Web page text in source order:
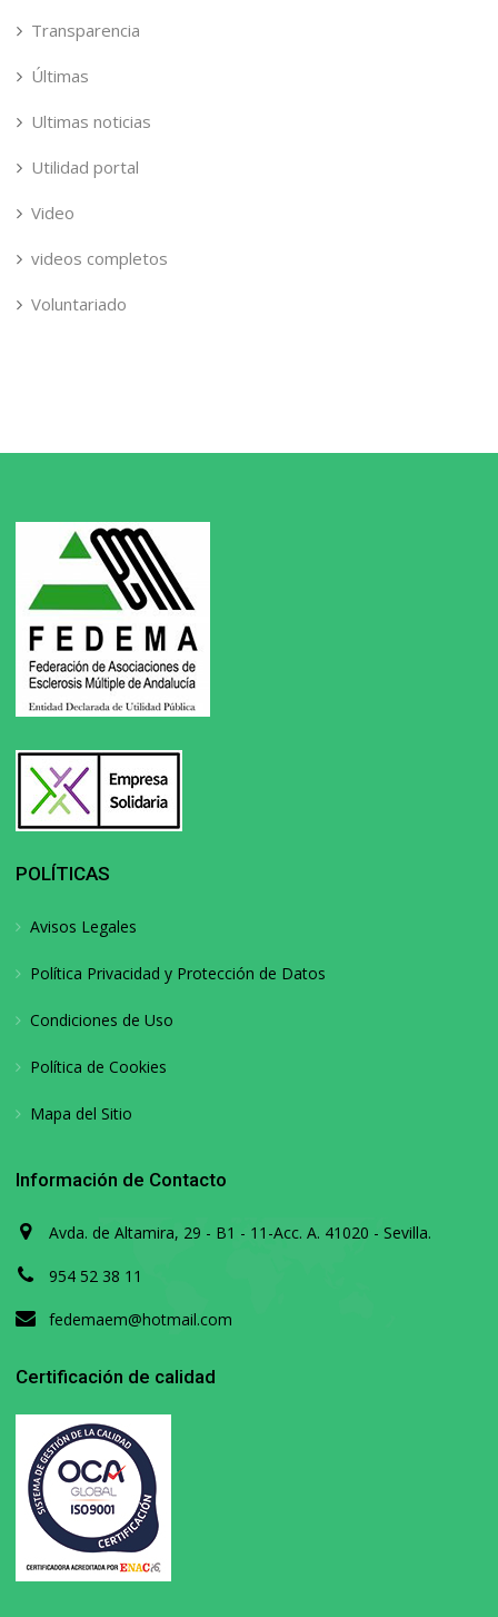
Transparencia
Últimas
Ultimas noticias
Utilidad portal
Video
videos completos
Voluntariado
POLÍTICAS
Avisos Legales
Política Privacidad y Protección de Datos
Condiciones de Uso
Política de Cookies
Mapa del Sitio
Información de Contacto
Avda. de Altamira, 29 - B1 - 11-Acc. A. 41020 - Sevilla.
954 52 38 11
fedemaem@hotmail.com
Certificación de calidad